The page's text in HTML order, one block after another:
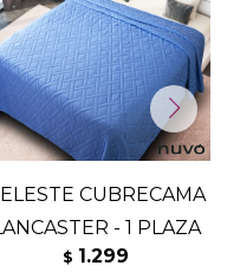
CUBRECAMA
- 1 PLAZA
$ 1.299